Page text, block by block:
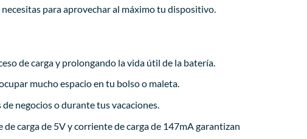
para aprovechar al máximo tu dispositivo.
de carga y prolongando la vida útil de la batería.
mucho espacio en tu bolso o maleta.
negocios o durante tus vacaciones.
carga de 5V y corriente de carga de 147mA garantizan